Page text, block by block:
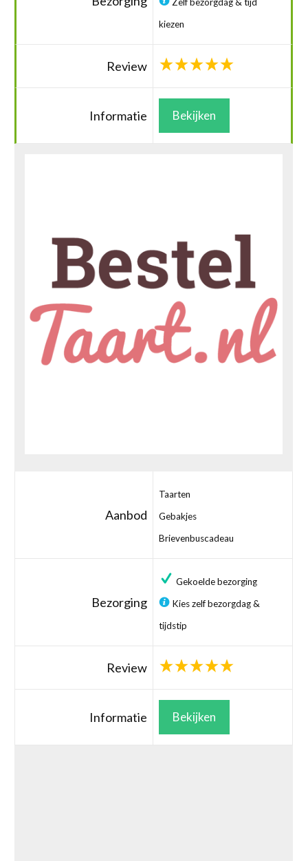
kiezen
Review
Informatie Bekijken
Aanbod
Taarten
Gebakjes
Brievenbuscadeau
Bezorging
Gekoelde bezorging
Kies zelf bezorgdag &
tijdstip
Review
Informatie Bekijken